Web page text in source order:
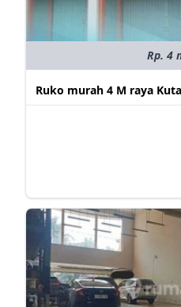
Rp. 4
Ruko murah 4 M raya